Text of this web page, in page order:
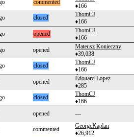
commented
♦166
closed
ThomCJ
♦166
opened
ThomCJ
♦166
opened
Mateusz Konieczny
♦39,038
closed
ThomCJ
♦166
opened
Édouard Lopez
♦285
closed
ThomCJ
♦166
opened ---
commented
GeorgeKaplan
♦26,912